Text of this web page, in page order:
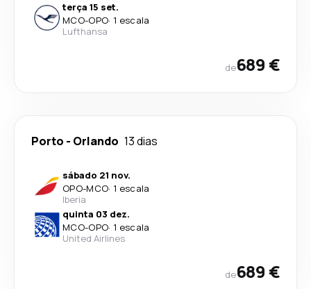
terça 15 set.
MCO-OPO· 1 escala
Lufthansa
de689 €
Porto - Orlando 13 dias
sábado 21 nov.
OPO-MCO· 1 escala
Iberia
quinta 03 dez.
MCO-OPO· 1 escala
United Airlines
de689 €